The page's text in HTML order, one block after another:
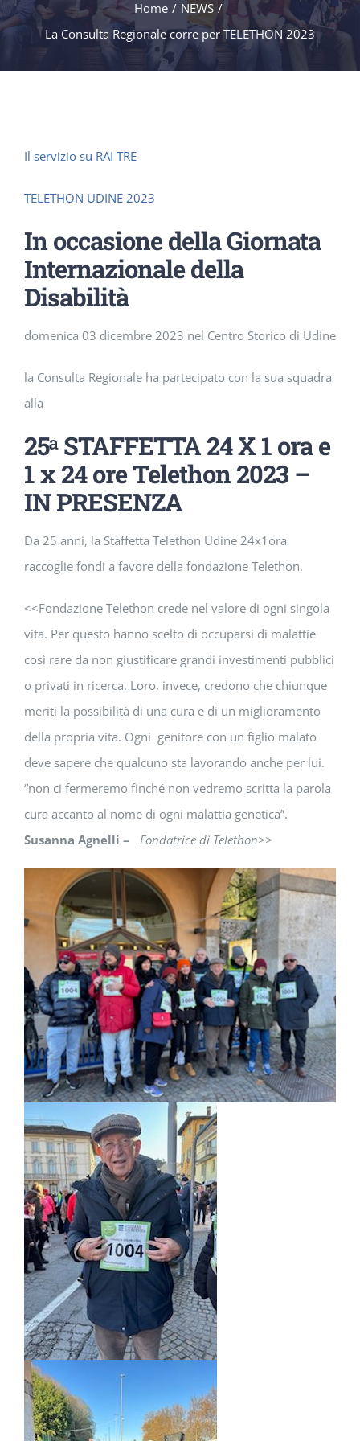
Home / NEWS /
La Consulta Regionale corre per TELETHON 2023
Il servizio su RAI TRE
TELETHON UDINE 2023
In occasione della Giornata
Internazionale della
Disabilità
domenica 03 dicembre 2023 nel Centro Storico di Udine
la Consulta Regionale ha partecipato con la sua squadra
alla
25ᵃ STAFFETTA 24 X 1 ora e
1 x 24 ore Telethon 2023 –
IN PRESENZA
Da 25 anni, la Staffetta Telethon Udine 24x1ora
raccoglie fondi a favore della fondazione Telethon.
<<Fondazione Telethon crede nel valore di ogni singola
vita. Per questo hanno scelto di occuparsi di malattie
così rare da non giustificare grandi investimenti pubblici
o privati in ricerca. Loro, invece, credono che chiunque
meriti la possibilità di una cura e di un miglioramento
della propria vita. Ogni genitore con un figlio malato
deve sapere che qualcuno sta lavorando anche per lui.
“non ci fermeremo finché non vedremo scritta la parola
cura accanto al nome di ogni malattia genetica”.
Susanna Agnelli –
Fondatrice di Telethon>>